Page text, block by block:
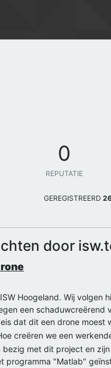
0
REPUTATIE
GEREGISTREERD
door
Hoogeland. Wij volgen
een
dat dit een drone moest
creëren we een
bezig met dit project en
programma "Matlab"